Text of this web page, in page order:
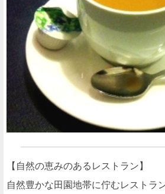
【自然の恵みのあるレストラン】
自然豊かな田園地帯に佇むレストラン